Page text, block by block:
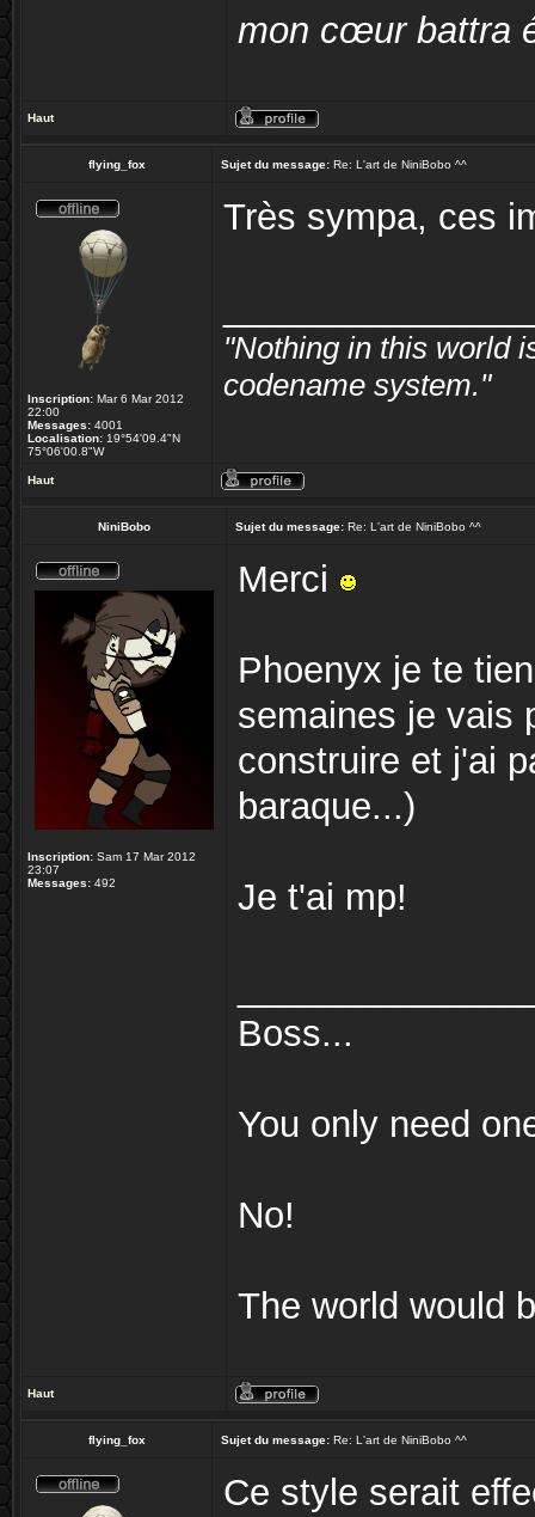
mon cœur battra
Haut
flying_fox Sujet du message: Re: L'art de NiniBobo ^^
Inscription: Mar 6 Mar 2012
22:00
Messages: 4001
Localisation: 19°54'09.4"N
75°06'00.8"W
Très sympa, ces
"Nothing in this world
codename system."
Haut
NiniBobo Sujet du message: Re: L'art de NiniBobo ^^
Inscription: Sam 17 Mar 2012
23:07
Messages: 492
Merci
Phoenyx je te
semaines je vais
construire et j'ai
baraque...)
Je t'ai mp!
Boss...
You only need
No!
The world would
Haut
flying_fox Sujet du message: Re: L'art de NiniBobo ^^
Ce style serait